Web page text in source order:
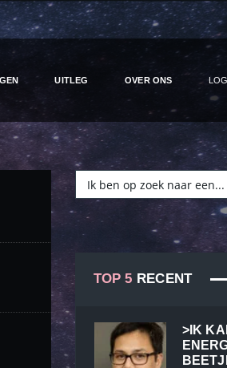
UITLEG OVER ONS
TOP 5 RECENT
>IK